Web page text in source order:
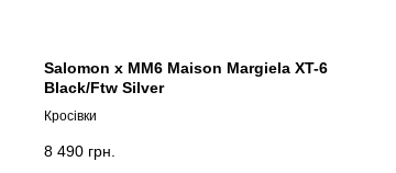
Salomon x MM6 Maison Margiela XT-6
Black/Ftw Silver
Кросівки
8 490 грн.